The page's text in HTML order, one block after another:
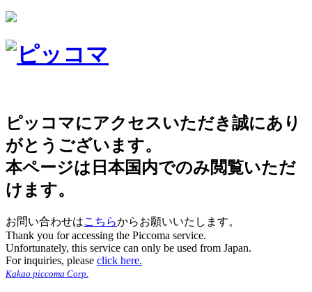
ピッコマにアクセスいただき誠にあり
がとうございます。
本ページは日本国内でのみ閲覧いただ
けます。
お問い合わせはこちらからお願いいたします。
Thank you for accessing the Piccoma service.
Unfortunately, this service can only be used from Japan.
For inquiries, please click here.
Kakao piccoma Corp.